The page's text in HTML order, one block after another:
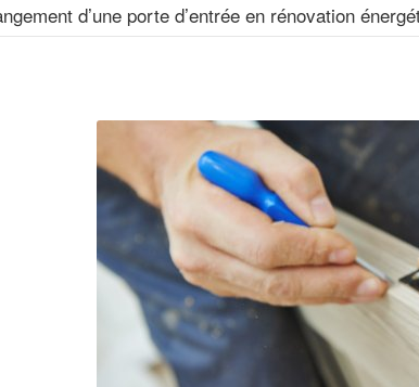
d’une porte d’entrée en rénovation